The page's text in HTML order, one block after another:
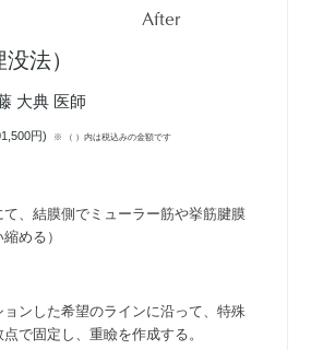
After
法）
大典 医師
円) ※ （ ）内は税込みの金額です
、結膜側でミューラー筋や挙筋腱膜
める）
ンした希望のラインに沿って、特殊
で固定し、重瞼を作成する。